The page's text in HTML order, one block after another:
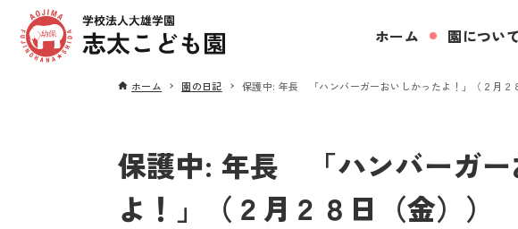
ホーム 園につい
ホーム 園の日記 保護中: 年長 「ハンバーガーおいしかったよ！」（２月２
保護中: 年長 「ハンバーガー
よ！」（２月２８日（金））